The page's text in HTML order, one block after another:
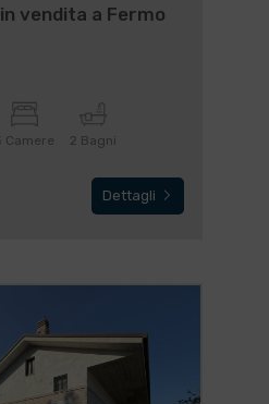
vendita a Fermo
Camere 2 Bagni
Dettagli